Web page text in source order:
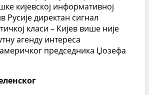
кијевској информативној
Русије директан сигнал
класи – Кијев више није
агенду интереса
председника Џозефа